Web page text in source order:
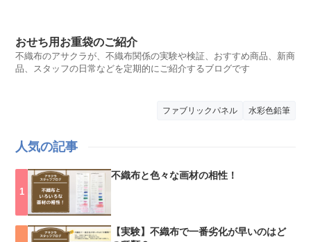
おせち用お重袋のご紹介
不織布のアサクラが、不織布関係の実験や検証、おすすめ商品、新商
品、スタッフの日常などを定期的にご紹介するブログです
ファブリックパネル 水彩色鉛筆
人気の記事
不織布と色々な画材の相性！
【実験】不織布で一番劣化が早いのはど